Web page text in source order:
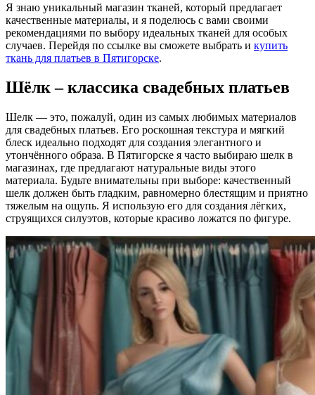
Я знаю уникальный магазин тканей, который предлагает
качественные материалы, и я поделюсь с вами своими
рекомендациями по выбору идеальных тканей для особых
случаев. Перейдя по ссылке вы сможете выбрать и купить
ткань для платьев в Пятигорске.
Шёлк – классика свадебных платьев
Шелк — это, пожалуй, один из самых любимых материалов
для свадебных платьев. Его роскошная текстура и мягкий
блеск идеально подходят для создания элегантного и
утончённого образа. В Пятигорске я часто выбираю шелк в
магазинах, где предлагают натуральные виды этого
материала. Будьте внимательны при выборе: качественный
шелк должен быть гладким, равномерно блестящим и приятно
тяжелым на ощупь. Я использую его для создания лёгких,
струящихся силуэтов, которые красиво ложатся по фигуре.